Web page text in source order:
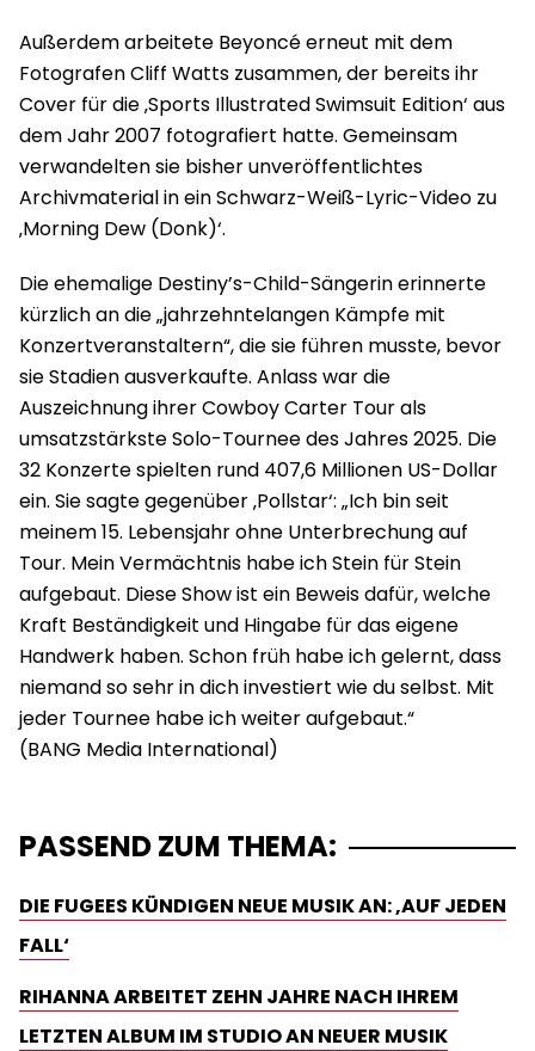
Außerdem arbeitete Beyoncé erneut mit dem
Fotografen Cliff Watts zusammen, der bereits ihr
Cover für die ‚Sports Illustrated Swimsuit Edition‘ aus
dem Jahr 2007 fotografiert hatte. Gemeinsam
verwandelten sie bisher unveröffentlichtes
Archivmaterial in ein Schwarz-Weiß-Lyric-Video zu
‚Morning Dew (Donk)‘.
Die ehemalige Destiny’s-Child-Sängerin erinnerte
kürzlich an die „jahrzehntelangen Kämpfe mit
Konzertveranstaltern“, die sie führen musste, bevor
sie Stadien ausverkaufte. Anlass war die
Auszeichnung ihrer Cowboy Carter Tour als
umsatzstärkste Solo-Tournee des Jahres 2025. Die
32 Konzerte spielten rund 407,6 Millionen US-Dollar
ein. Sie sagte gegenüber ‚Pollstar‘: „Ich bin seit
meinem 15. Lebensjahr ohne Unterbrechung auf
Tour. Mein Vermächtnis habe ich Stein für Stein
aufgebaut. Diese Show ist ein Beweis dafür, welche
Kraft Beständigkeit und Hingabe für das eigene
Handwerk haben. Schon früh habe ich gelernt, dass
niemand so sehr in dich investiert wie du selbst. Mit
jeder Tournee habe ich weiter aufgebaut.“
PASSEND ZUM THEMA:
DIE FUGEES KÜNDIGEN NEUE MUSIK AN: ‚AUF JEDEN
FALL‘
RIHANNA ARBEITET ZEHN JAHRE NACH IHREM
LETZTEN ALBUM IM STUDIO AN NEUER MUSIK